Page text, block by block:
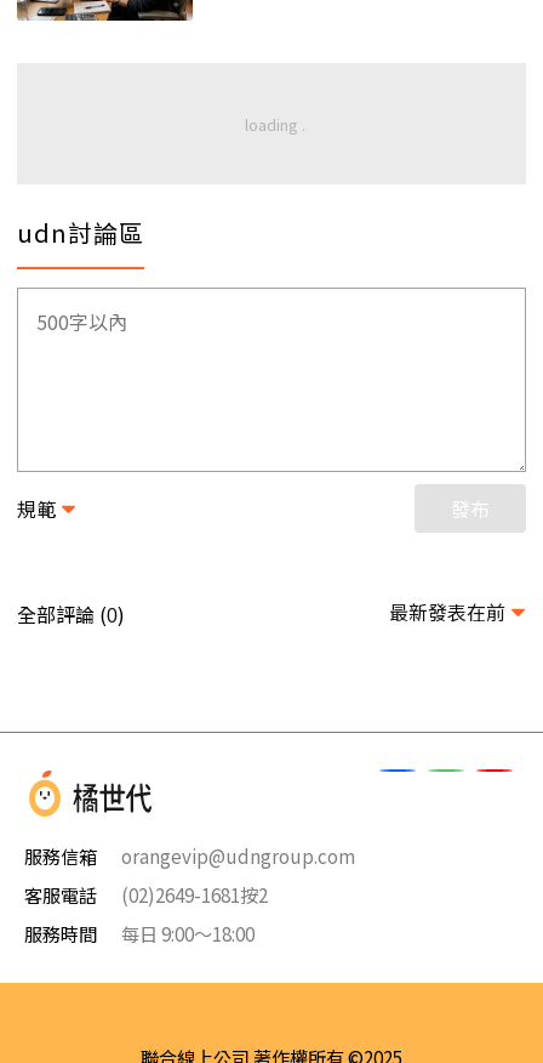
udn討論區
規範 發布
全部評論 (0) 最新發表在前
服務信箱
orangevip@udngroup.com
客服電話
(02)2649-1681按2
服務時間
每日 9:00～18:00
聯合線上公司 著作權所有 ©2025